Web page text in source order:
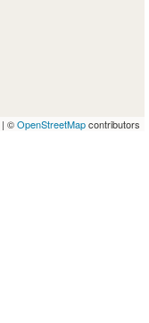
| ©OpenStreetMapcontributors